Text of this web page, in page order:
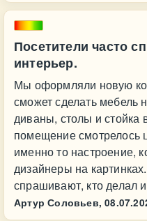
Посетители часто
интерьер.
Мы оформляли новую
сможет сделать мебель
диваны, столы и стойка
помещение смотрелось
именно то настроение,
дизайнеры на
спрашивают, кто делал
Артур Соловьев,